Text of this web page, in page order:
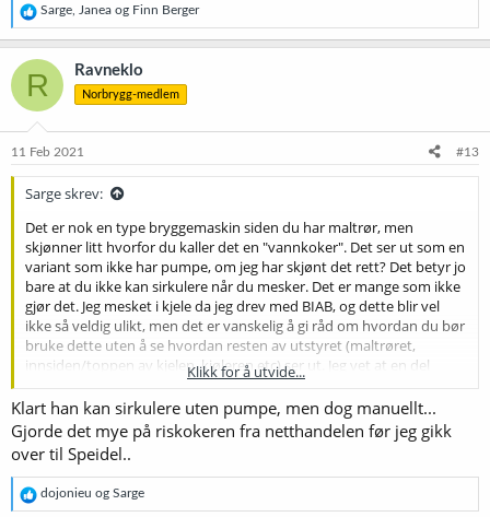
R
e
a
k
s
j
o
e
Sarge Janea og Finn Berger
R Ravneklo
Norbrygg-medlem
11 Feb 2021 #13
Sarge skrev:
Det er nok en type bryggemaskin siden du har maltrør, men
skjønner litt hvorfor du kaller det en "vannkoker". Det ser ut som en
variant som ikke har pumpe, om jeg har skjønt det rett? Det betyr jo
bare at du ikke kan sirkulere når du mesker. Det er mange som ikke
gjør det. Jeg mesket i kjele da jeg drev med BIAB, og dette blir vel
ikke så veldig ulikt, men det er vanskelig å gi råd om hvordan du bør
bruke dette uten å se hvordan resten av utstyret (maltrøret,
innsiden/toppen av kjelen, kjøleren etc) ser ut. Jeg vet at en del
bruker meskepose i bryggeren sin selv om de har maltrør dersom
det er litt for grovkornede hull i bunnen av maltrøret.
Klikk for å utvide...
Klart han kan sirkulere uten pumpe, men dog manuellt...
Gjorde det mye på riskokeren fra netthandelen før jeg gikk
over til Speidel..
R
e
dojonieu og Sarge